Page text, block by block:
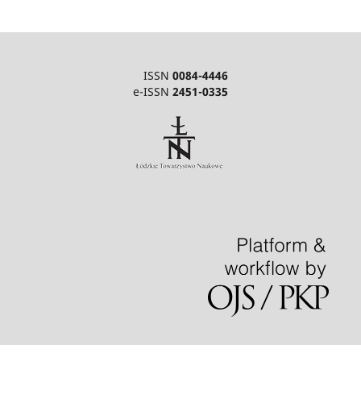
ISSN 0084-4446
e-ISSN 2451-0335